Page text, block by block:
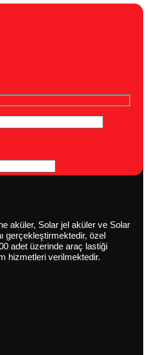
aküler, Solar jel aküler ve Solar
gerçekleştirmektedir, özel
adet üzerinde araç lastiği
hizmetleri verilmektedir.